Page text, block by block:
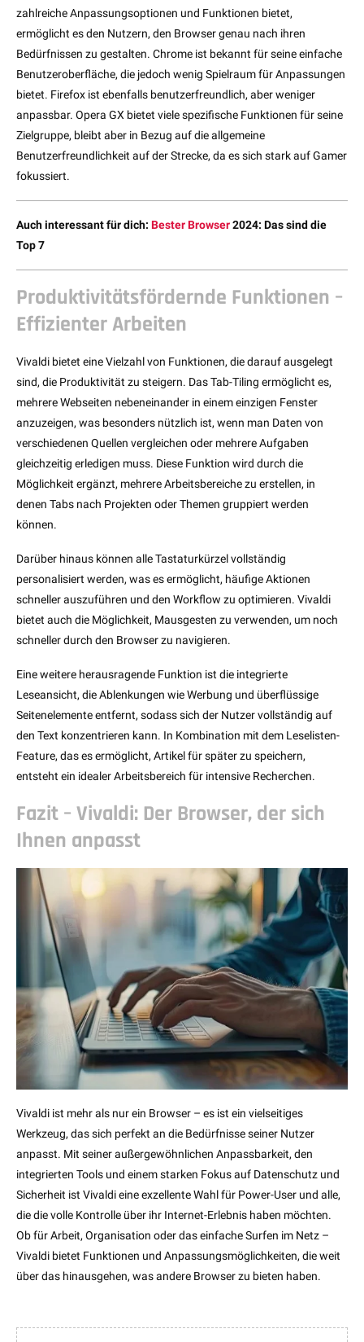
zahlreiche Anpassungsoptionen und Funktionen bietet,
ermöglicht es den Nutzern, den Browser genau nach ihren
Bedürfnissen zu gestalten. Chrome ist bekannt für seine einfache
Benutzeroberfläche, die jedoch wenig Spielraum für Anpassungen
bietet. Firefox ist ebenfalls benutzerfreundlich, aber weniger
anpassbar. Opera GX bietet viele spezifische Funktionen für seine
Zielgruppe, bleibt aber in Bezug auf die allgemeine
Benutzerfreundlichkeit auf der Strecke, da es sich stark auf Gamer
fokussiert.
Auch interessant für dich: Bester Browser2024: Das sind die
Top 7
Produktivitätsfördernde Funktionen –
Effizienter Arbeiten
Vivaldi bietet eine Vielzahl von Funktionen, die darauf ausgelegt
sind, die Produktivität zu steigern. Das Tab-Tiling ermöglicht es,
mehrere Webseiten nebeneinander in einem einzigen Fenster
anzuzeigen, was besonders nützlich ist, wenn man Daten von
verschiedenen Quellen vergleichen oder mehrere Aufgaben
gleichzeitig erledigen muss. Diese Funktion wird durch die
Möglichkeit ergänzt, mehrere Arbeitsbereiche zu erstellen, in
denen Tabs nach Projekten oder Themen gruppiert werden
können.
Darüber hinaus können alle Tastaturkürzel vollständig
personalisiert werden, was es ermöglicht, häufige Aktionen
schneller auszuführen und den Workflow zu optimieren. Vivaldi
bietet auch die Möglichkeit, Mausgesten zu verwenden, um noch
schneller durch den Browser zu navigieren.
Eine weitere herausragende Funktion ist die integrierte
Leseansicht, die Ablenkungen wie Werbung und überflüssige
Seitenelemente entfernt, sodass sich der Nutzer vollständig auf
den Text konzentrieren kann. In Kombination mit dem Leselisten-
Feature, das es ermöglicht, Artikel für später zu speichern,
entsteht ein idealer Arbeitsbereich für intensive Recherchen.
Fazit – Vivaldi: Der Browser, der sich
Ihnen anpasst
Vivaldi ist mehr als nur ein Browser – es ist ein vielseitiges
Werkzeug, das sich perfekt an die Bedürfnisse seiner Nutzer
anpasst. Mit seiner außergewöhnlichen Anpassbarkeit, den
integrierten Tools und einem starken Fokus auf Datenschutz und
Sicherheit ist Vivaldi eine exzellente Wahl für Power-User und alle,
die die volle Kontrolle über ihr Internet-Erlebnis haben möchten.
Ob für Arbeit, Organisation oder das einfache Surfen im Netz –
Vivaldi bietet Funktionen und Anpassungsmöglichkeiten, die weit
über das hinausgehen, was andere Browser zu bieten haben.